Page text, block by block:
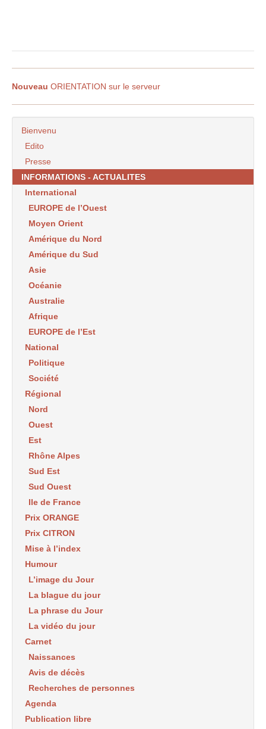
Nouveau ORIENTATION sur le serveur
Bienvenu
Edito
Presse
INFORMATIONS - ACTUALITES
International
EUROPE de l’Ouest
Moyen Orient
Amérique du Nord
Amérique du Sud
Asie
Océanie
Australie
Afrique
EUROPE de l’Est
National
Politique
Société
Régional
Nord
Ouest
Est
Rhône Alpes
Sud Est
Sud Ouest
Ile de France
Prix ORANGE
Prix CITRON
Mise à l’index
Humour
L’image du Jour
La blague du jour
La phrase du Jour
La vidéo du jour
Carnet
Naissances
Avis de décès
Recherches de personnes
Agenda
Publication libre